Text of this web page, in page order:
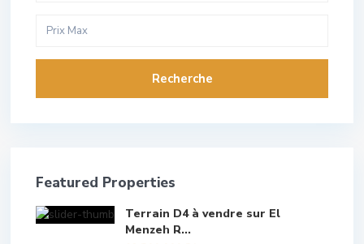
Recherche
Featured Properties
Terrain D4 à vendre sur El
Menzeh R...